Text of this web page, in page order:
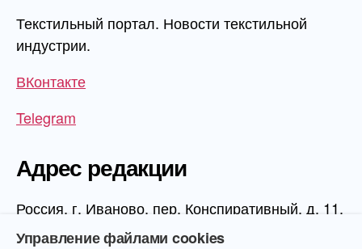
Текстильный портал. Новости текстильной
индустрии.
ВКонтакте
Telegram
Адрес редакции
Россия, г. Иваново, пер. Конспиративный, д. 11,
1 этаж, офис 1006
Управление файлами cookies